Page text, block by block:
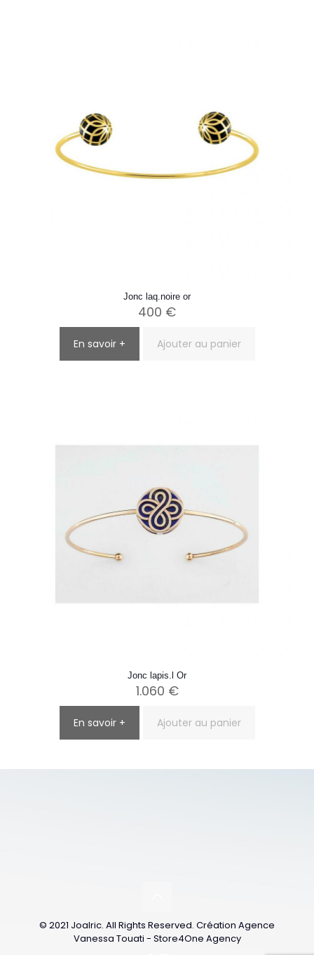
Jonc laq.noire or
400 €
En savoir + Ajouter au panier
Jonc lapis.l Or
1.060 €
En savoir + Ajouter au panier
© 2021 Joalric. All Rights Reserved. Création Agence
Vanessa Touati - Store4One Agency